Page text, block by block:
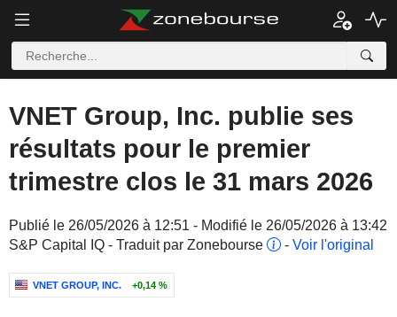
VNET Group, Inc. publie ses
résultats pour le premier
trimestre clos le 31 mars 2026
Publié le 26/05/2026 à 12:51 - Modifié le 26/05/2026 à 13:42
S&P Capital IQ - Traduit par Zonebourse
- Voir l'original
VNET GROUP, INC. +0,14 %